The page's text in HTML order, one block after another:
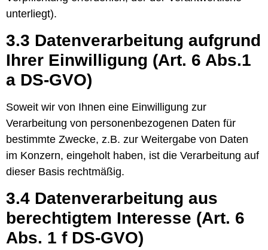
unterliegt).
3.3 Datenverarbeitung aufgrund
Ihrer Einwilligung (Art. 6 Abs.1
a DS-GVO)
Soweit wir von Ihnen eine Einwilligung zur
Verarbeitung von personenbezogenen Daten für
bestimmte Zwecke, z.B. zur Weitergabe von Daten
im Konzern, eingeholt haben, ist die Verarbeitung auf
dieser Basis rechtmäßig.
3.4 Datenverarbeitung aus
berechtigtem Interesse (Art. 6
Abs. 1 f DS-GVO)